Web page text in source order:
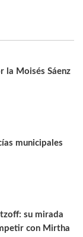
la Moisés Sáenz
municipales
su mirada
con Mirtha